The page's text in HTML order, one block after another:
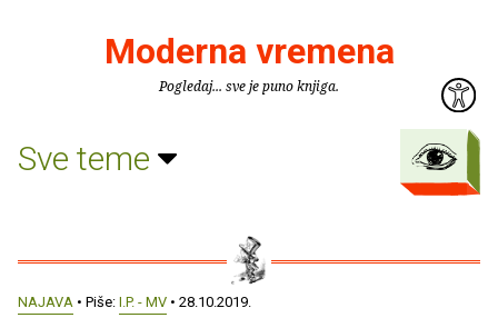
Moderna vremena
Pogledaj... sve je puno knjiga.
Sve teme
NAJAVA • Piše: I.P. - MV • 28.10.2019.